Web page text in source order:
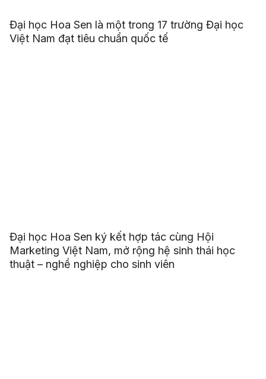
Đại học Hoa Sen là một trong 17 trường Đại học
Việt Nam đạt tiêu chuẩn quốc tế
Đại học Hoa Sen ký kết hợp tác cùng Hội
Marketing Việt Nam, mở rộng hệ sinh thái học
thuật – nghề nghiệp cho sinh viên